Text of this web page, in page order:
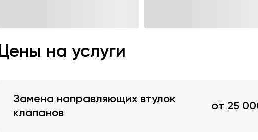
Цены на услуги
Замена направляющих втулок
клапанов
от 25